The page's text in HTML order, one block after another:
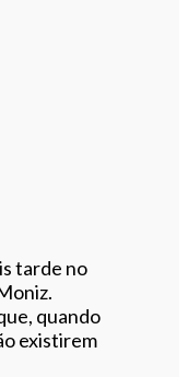
tarde no
quando
existirem